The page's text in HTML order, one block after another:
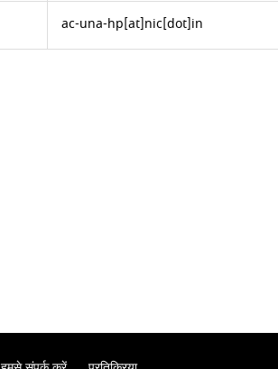
ac-una-hp[at]nic[dot]in